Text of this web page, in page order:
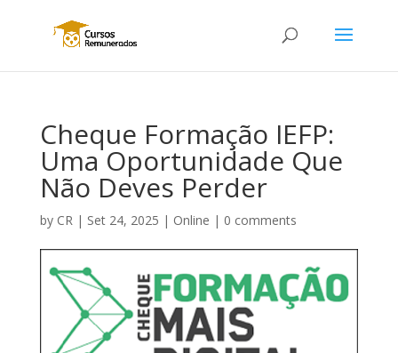
Cheque Formação IEFP:
Uma Oportunidade Que
Não Deves Perder
by CR| Set 24, 2025 | Online | 0 comments